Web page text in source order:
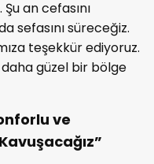
an cefasını
sefasını süreceğiz.
teşekkür ediyoruz.
daha güzel bir bölge
ve